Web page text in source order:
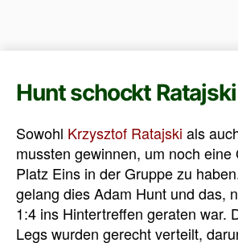
Hunt schockt Ratajski
Sowohl Krzysztof Ratajski als
mussten gewinnen, um noch eine
Platz Eins in der Gruppe zu
gelang dies Adam Hunt und das,
1:4 ins Hintertreffen geraten war.
Legs wurden gerecht verteilt,